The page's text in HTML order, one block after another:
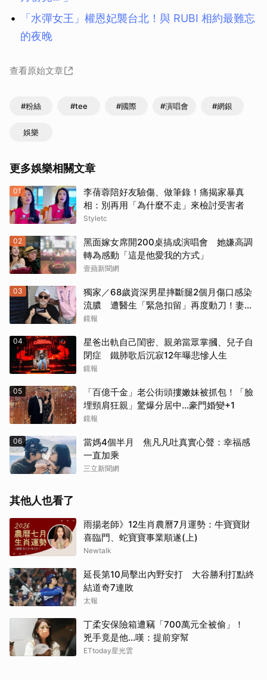
「水彈女王」權恩妃襲台北！與 RUBI 相約最難忘
的夜晚
查看原始文章
#粉絲 #tee #國際 #演唱會 #網銀
娛樂
更多娛樂相關文章
01
李蒨蓉陪好友驗傷、做筆錄！痛揭家暴真
相：別再用「為什麼不走」來檢討受害者
Styletc
02
黑面嫁女席開200桌搞成演唱會 她嫌高調
轉為感動「這是他愛我的方式」
壹蘋新聞網
03
獨家／68歲資深男星摔斷腿2個月傷口感染
流膿 遭醫生「緊急扣留」再度動刀！妻心
力交瘁曝現況
鏡報
04
星爸出軌自己閨密、親弟當眾掌摑、兒子自
閉症 鐵肺歌后沉寂12年曝悲慘人生
鏡報
05
「百億千金」老公街頭摟嫩妹被抓包！「臉
埋頸肩狂親」驚爆分居中...豪門婚變+1
鏡報
06
當媽4個半月 焦凡凡吐真實心聲：幸福感
一直加乘
三立新聞網
其他人也看了
雨揚老師》12生肖農曆7月運勢：牛寶寶財
喜臨門、蛇寶寶事業順遂(上)
Newtalk
延長第10局擊出內野安打 大谷勝利打點終
結道奇7連敗
太報
丁柔安保險箱遭竊「700萬元全被偷」！
兇手竟是他...嘆：提前穿幫
ETtoday星光雲